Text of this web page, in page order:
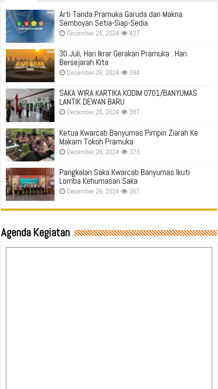
Arti Tanda Pramuka Garuda dan Makna
Semboyan Setia-Siap-Sedia
December 26, 2024 427
30 Juli, Hari Ikrar Gerakan Pramuka : Hari
Bersejarah Kita
December 26, 2024 394
SAKA WIRA KARTIKA KODIM 0701/BANYUMAS
LANTIK DEWAN BARU
December 26, 2024 387
Ketua Kwarcab Banyumas Pimpin Ziarah Ke
Makam Tokoh Pramuka
December 26, 2024 373
Pangkalan Saka Kwarcab Banyumas Ikuti
Lomba Kehumasan Saka
December 26, 2024 367
Agenda Kegiatan